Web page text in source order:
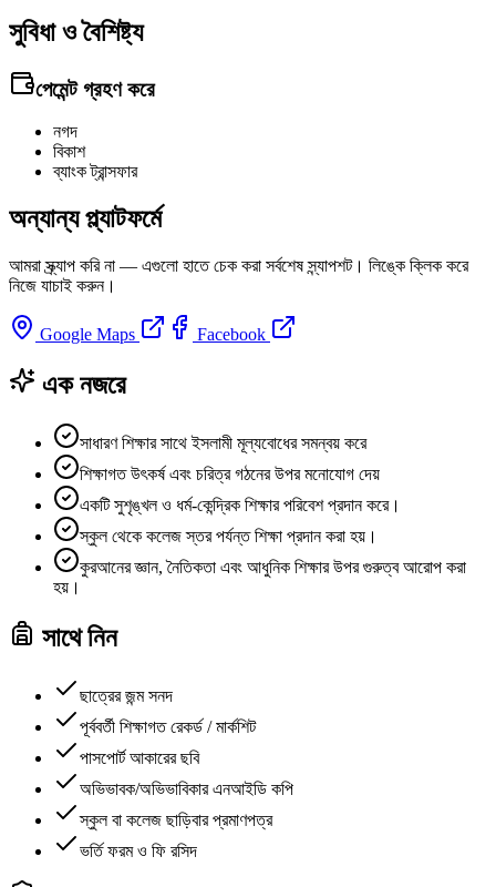
সুবিধা ও বৈশিষ্ট্য
পেমেন্ট গ্রহণ করে
নগদ
বিকাশ
ব্যাংক ট্রান্সফার
অন্যান্য প্ল্যাটফর্মে
আমরা স্ক্র্যাপ করি না — এগুলো হাতে চেক করা সর্বশেষ স্ন্যাপশট। লিঙ্কে ক্লিক করে
নিজে যাচাই করুন।
Google Maps Facebook
এক নজরে
সাধারণ শিক্ষার সাথে ইসলামী মূল্যবোধের সমন্বয় করে
শিক্ষাগত উৎকর্ষ এবং চরিত্র গঠনের উপর মনোযোগ দেয়
একটি সুশৃঙ্খল ও ধর্ম-কেন্দ্রিক শিক্ষার পরিবেশ প্রদান করে।
স্কুল থেকে কলেজ স্তর পর্যন্ত শিক্ষা প্রদান করা হয়।
কুরআনের জ্ঞান, নৈতিকতা এবং আধুনিক শিক্ষার উপর গুরুত্ব আরোপ করা
হয়।
সাথে নিন
ছাত্রের জন্ম সনদ
পূর্ববর্তী শিক্ষাগত রেকর্ড / মার্কশিট
পাসপোর্ট আকারের ছবি
অভিভাবক/অভিভাবিকার এনআইডি কপি
স্কুল বা কলেজ ছাড়িবার প্রমাণপত্র
ভর্তি ফরম ও ফি রসিদ